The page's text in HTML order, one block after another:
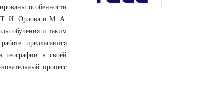
особенности
Т. И. Орлова и М. А.
обучения и таким
предлагаются
географии в своей
процесс